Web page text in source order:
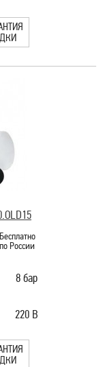
Бесплатно
по России
8 бар
220 В